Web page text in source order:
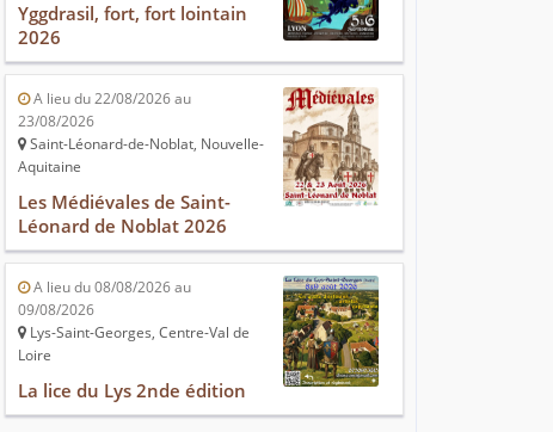
Yggdrasil, fort, fort lointain
2026
A lieu du 22/08/2026 au
23/08/2026
Saint-Léonard-de-Noblat, Nouvelle-
Aquitaine
Les Médiévales de Saint-
Léonard de Noblat 2026
A lieu du 08/08/2026 au
09/08/2026
Lys-Saint-Georges, Centre-Val de
Loire
La lice du Lys 2nde édition